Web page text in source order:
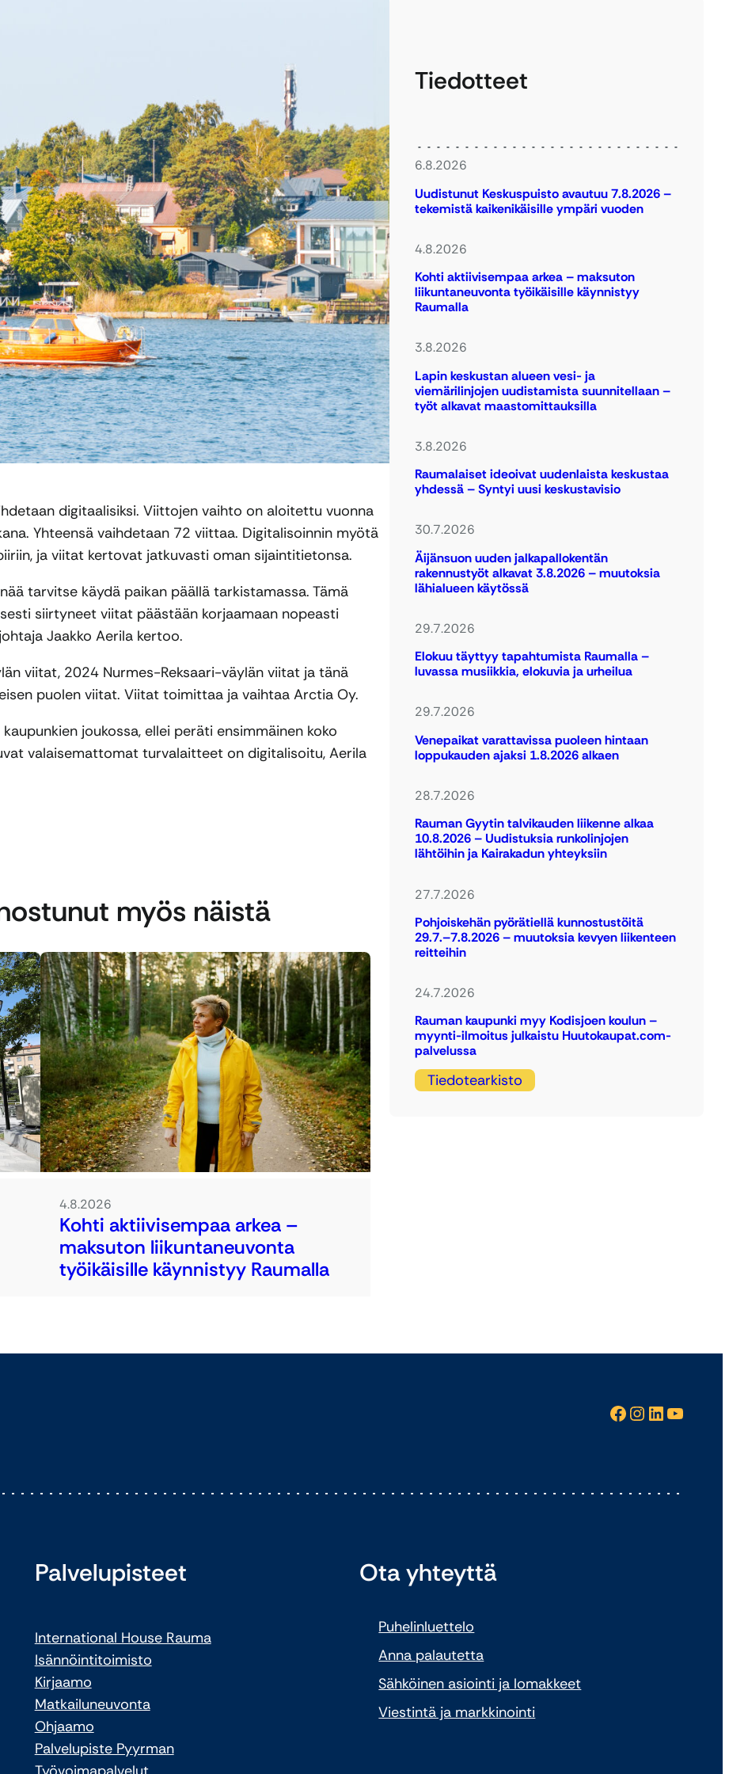
digitaalisiksi. Viittojen vaihto on aloitettu vuonna
Yhteensä vaihdetaan 72 viittaa. Digitalisoinnin myötä
ja viitat kertovat jatkuvasti oman sijaintitietonsa.
tarvitse käydä paikan päällä tarkistamassa. Tämä
siirtyneet viitat päästään korjaamaan nopeasti
Jaakko Aerila kertoo.
viitat, 2024 Nurmes-Reksaari-väylän viitat ja tänä
puolen viitat. Viitat toimittaa ja vaihtaa Arctia Oy.
joukossa, ellei peräti ensimmäinen koko
valaisemattomat turvalaitteet on digitalisoitu, Aerila
myös näistä
4.8.2026
Kohti aktiivisempaa arkea –
maksuton liikuntaneuvonta
työikäisille käynnistyy Raumalla
Tiedotteet
6.8.2026
Uudistunut Keskuspuisto avautuu 7.8.2026 –
tekemistä kaikenikäisille ympäri vuoden
4.8.2026
Kohti aktiivisempaa arkea – maksuton
liikuntaneuvonta työikäisille käynnistyy
Raumalla
3.8.2026
Lapin keskustan alueen vesi- ja
viemärilinjojen uudistamista suunnitellaan –
työt alkavat maastomittauksilla
3.8.2026
Raumalaiset ideoivat uudenlaista keskustaa
yhdessä – Syntyi uusi keskustavisio
30.7.2026
Äijänsuon uuden jalkapallokentän
rakennustyöt alkavat 3.8.2026 – muutoksia
lähialueen käytössä
29.7.2026
Elokuu täyttyy tapahtumista Raumalla –
luvassa musiikkia, elokuvia ja urheilua
29.7.2026
Venepaikat varattavissa puoleen hintaan
loppukauden ajaksi 1.8.2026 alkaen
28.7.2026
Rauman Gyytin talvikauden liikenne alkaa
10.8.2026 – Uudistuksia runkolinjojen
lähtöihin ja Kairakadun yhteyksiin
27.7.2026
Pohjoiskehän pyörätiellä kunnostustöitä
29.7.–7.8.2026 – muutoksia kevyen liikenteen
reitteihin
24.7.2026
Rauman kaupunki myy Kodisjoen koulun –
myynti-ilmoitus julkaistu Huutokaupat.com-
palvelussa
Tiedotearkisto
Facebook InstagramLinkedIn YouTube
Palvelupisteet
International House Rauma
Isännöintitoimisto
Kirjaamo
Matkailuneuvonta
Ohjaamo
Palvelupiste Pyyrman
Ota yhteyttä
Puhelinluettelo
Anna palautetta
Sähköinen asiointi ja lomakkeet
Viestintä ja markkinointi